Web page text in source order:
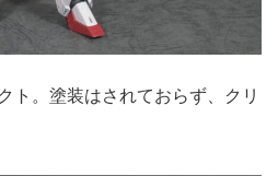
ト。塗装はされておらず、クリ